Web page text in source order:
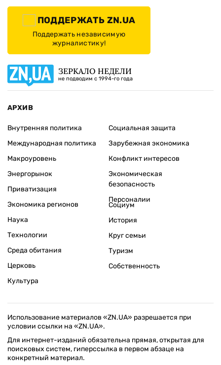
ПОДДЕРЖАТЬ ZN.UA
Поддержать независимую
журналистику!
ЗЕРКАЛО НЕДЕЛИ
не подводим с 1994-го года
АРХИВ
Внутренняя политика
Международная политика
Макроуровень
Энергорынок
Приватизация
Экономика регионов
Социальная защита
Зарубежная экономика
Конфликт интересов
Экономическая
безопасность
Персоналии
Наука
Технологии
Среда обитания
Церковь
Культура
Социум
История
Круг семьи
Туризм
Собственность
Использование материалов «ZN.UA» разрешается при
условии ссылки на «ZN.UA».
Для интернет-изданий обязательна прямая, открытая для
поисковых систем, гиперссылка в первом абзаце на
конкретный материал.